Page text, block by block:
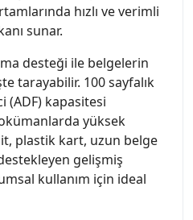
hızlı ve verimli
sunar.
desteği ile belgelerin
tarayabilir. 100 sayfalık
(ADF) kapasitesi
yüksek
plastik kart, uzun belge
gelişmiş
kullanım için ideal